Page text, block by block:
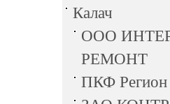
Калач
ООО
РЕМОНТ
ПКФ Регион